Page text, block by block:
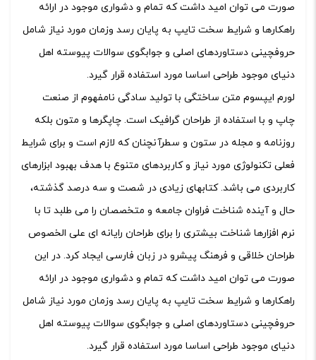
صورت می توان امید داشت که تمام و دشواری موجود در ارائه
راهکارها و شرایط سخت تایپ به پایان رسد وزمان مورد نیاز شامل
حروفچینی دستاوردهای اصلی و جوابگوی سوالات پیوسته اهل
دنیای موجود طراحی اساسا مورد استفاده قرار گیرد.
لورم ایپسوم متن ساختگی با تولید سادگی نامفهوم از صنعت
چاپ و با استفاده از طراحان گرافیک است. چاپگرها و متون بلکه
روزنامه و مجله در ستون و سطرآنچنان که لازم است و برای شرایط
فعلی تکنولوژی مورد نیاز و کاربردهای متنوع با هدف بهبود ابزارهای
کاربردی می باشد. کتابهای زیادی در شصت و سه درصد گذشته،
حال و آینده شناخت فراوان جامعه و متخصصان را می طلبد تا با
نرم افزارها شناخت بیشتری را برای طراحان رایانه ای علی الخصوص
طراحان خلاقی و فرهنگ پیشرو در زبان فارسی ایجاد کرد. در این
صورت می توان امید داشت که تمام و دشواری موجود در ارائه
راهکارها و شرایط سخت تایپ به پایان رسد وزمان مورد نیاز شامل
حروفچینی دستاوردهای اصلی و جوابگوی سوالات پیوسته اهل
دنیای موجود طراحی اساسا مورد استفاده قرار گیرد.